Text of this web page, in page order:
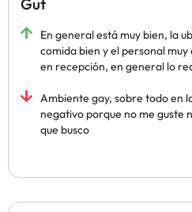
Gut
En general está muy bien, la
comida bien y el personal
en recepción, en general lo
Ambiente gay, sobre todo en
negativo porque no me guste
que busco